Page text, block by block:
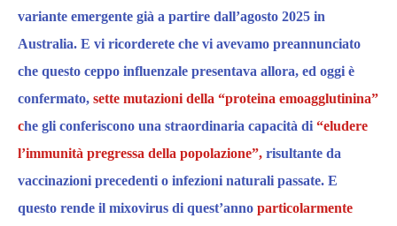
variante emergente già a partire dall’agosto 2025 in
Australia. E vi ricorderete che vi avevamo preannunciato
che questo ceppo influenzale presentava allora, ed oggi è
confermato, sette mutazioni della “proteina emoagglutinina”
che gli conferiscono una straordinaria capacità di “eludere
l’immunità pregressa della popolazione”, risultante da
vaccinazioni precedenti o infezioni naturali passate. E
questo rende il mixovirus di quest’anno particolarmente